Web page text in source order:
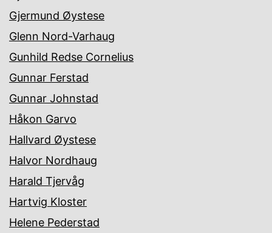
Gjermund Øystese
Glenn Nord-Varhaug
Gunhild Redse Cornelius
Gunnar Ferstad
Gunnar Johnstad
Håkon Garvo
Hallvard Øystese
Halvor Nordhaug
Harald Tjervåg
Hartvig Kloster
Helene Pederstad